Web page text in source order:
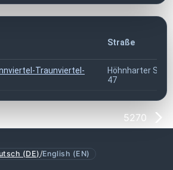
Straße
Traunviertel-
Höhnharter
47
5270
(DE) /English (EN)